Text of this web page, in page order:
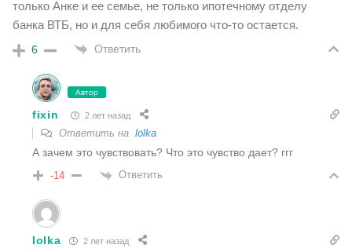
только Анке и ее семье, не только ипотечному отделу
банка ВТБ, но и для себя любимого что-то остается.
6 Ответить
Автор
fixin 2 лет назад
Ответить на lolka
А зачем это чувствовать? Что это чувство дает? ггг
-14 Ответить
lolka 2 лет назад